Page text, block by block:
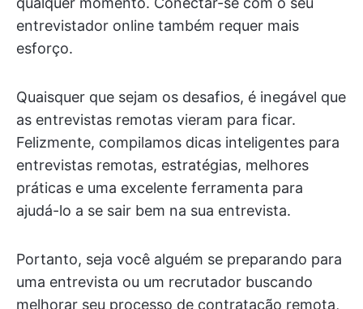
entrevistador online também requer mais
esforço.
Quaisquer que sejam os desafios, é inegável que
as entrevistas remotas vieram para ficar.
Felizmente, compilamos dicas inteligentes para
entrevistas remotas, estratégias, melhores
práticas e uma excelente ferramenta para
ajudá-lo a se sair bem na sua entrevista.
Portanto, seja você alguém se preparando para
uma entrevista ou um recrutador buscando
melhorar seu processo de contratação remota,